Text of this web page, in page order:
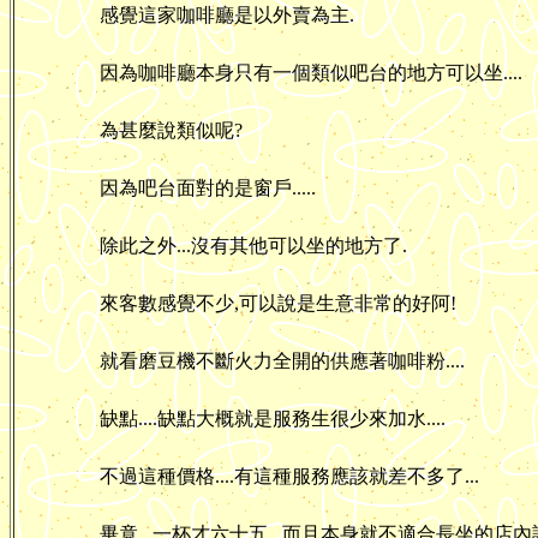
感覺這家咖啡廳是以外賣為主.
因為咖啡廳本身只有一個類似吧台的地方可以坐....
為甚麼說類似呢?
因為吧台面對的是窗戶.....
除此之外...沒有其他可以坐的地方了.
來客數感覺不少,可以說是生意非常的好阿!
就看磨豆機不斷火力全開的供應著咖啡粉....
缺點....缺點大概就是服務生很少來加水....
不過這種價格....有這種服務應該就差不多了...
畢竟...一杯才六十五...而且本身就不適合長坐的店內